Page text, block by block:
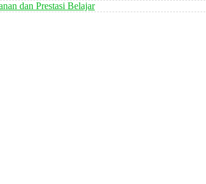
dan Prestasi Belajar